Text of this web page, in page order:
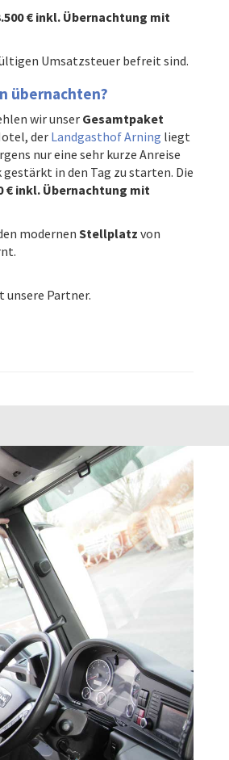
€ inkl. Übernachtung mit
Umsatzsteuer befreit sind.
übernachten?
wir unser Gesamtpaket
derLandgasthof Arning liegt
nur eine sehr kurze Anreise
in den Tag zu starten. Die
€ inkl. Übernachtung mit
modernen Stellplatz von
Partner.